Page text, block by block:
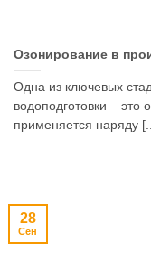
Озонирование в
Одна из ключевых
водоподготовки –
применяется наряду
28
Сен